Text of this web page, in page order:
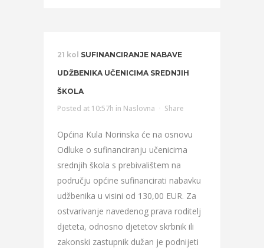
21 kol SUFINANCIRANJE NABAVE
UDŽBENIKA UČENICIMA SREDNJIH
ŠKOLA
Posted at 10:57h in Naslovna Share
Općina Kula Norinska će na osnovu
Odluke o sufinanciranju učenicima
srednjih škola s prebivalištem na
području općine sufinancirati nabavku
udžbenika u visini od 130,00 EUR. Za
ostvarivanje navedenog prava roditelj
djeteta, odnosno djetetov skrbnik ili
zakonski zastupnik dužan je podnijeti